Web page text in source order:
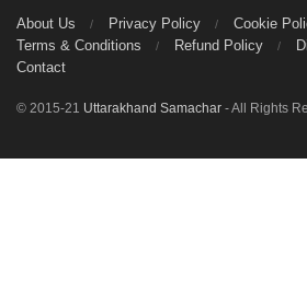
About Us Privacy Policy
Cookie
Terms & Conditions
Refund Policy
Contact
© 2015-21 Uttarakhand Samachar - All Rights